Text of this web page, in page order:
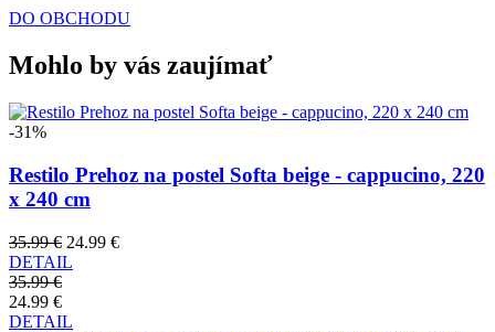
DO OBCHODU
Mohlo by vás zaujímať
-31%
Restilo Prehoz na postel Softa beige - cappucino, 220
x 240 cm
35.99 € 24.99 €
DETAIL
35.99 €
24.99 €
DETAIL